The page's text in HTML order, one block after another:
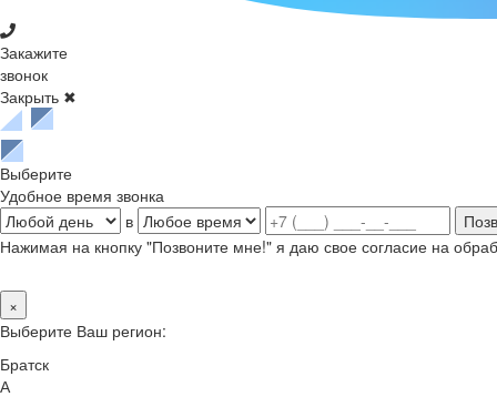
Закажите
звонок
Закрыть ✖
Выберите
Удобное время звонка
в
Нажимая на кнопку "Позвоните мне!" я даю свое согласие на
×
Выберите Ваш регион:
Братск
А